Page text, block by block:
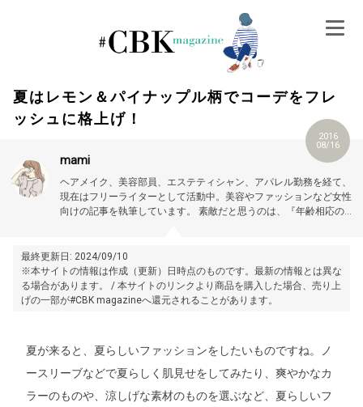
夏はレモン＆パイナップル柄でコーデをフレ
ッシュに格上げ！
2016
08/16
mami
ヘアメイク、美容部員、エステティシャン、アパレル勤務を経て、
現在はフリーライターとして活動中。美容やファッションなど女性
向けの記事を執筆しています。
素敵だと思うのは、『年齢相応の美
最終更新日: 2024/09/10
※本サイトの情報は作成（更新）日時点のものです。最新の情報とは異な
る場合があります。 / 本サイトのリンクより商品を購入した場合、売り上
げの一部が#CBK magazineへ還元されることがあります。
夏が来ると、夏らしいファッションをしたいものですね。ノ
ースリーブなどで夏らしく肌見せをしてみたり、爽やかなカ
ラーのものや、涼しげな素材のものを選ぶなど、夏らしいフ